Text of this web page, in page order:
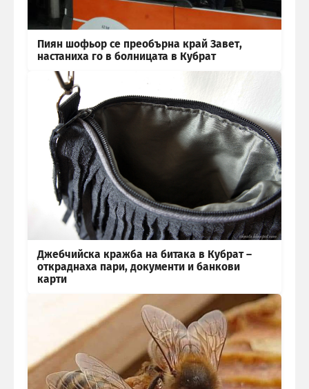
Пиян шофьор се преобърна край Завет,
настаниха го в болницата в Кубрат
Джебчийска кражба на битака в Кубрат –
откраднаха пари, документи и банкови
карти